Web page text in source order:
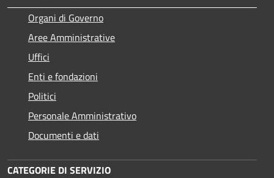
Organi di Governo
Aree Amministrative
Uffici
Enti e fondazioni
Politici
Personale Amministrativo
Documenti e dati
CATEGORIE DI SERVIZIO